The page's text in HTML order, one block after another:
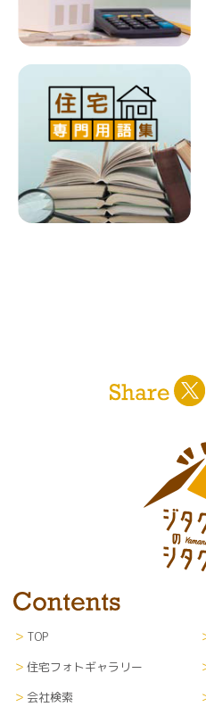
TOP
住宅フォトギャラリー
会社検索